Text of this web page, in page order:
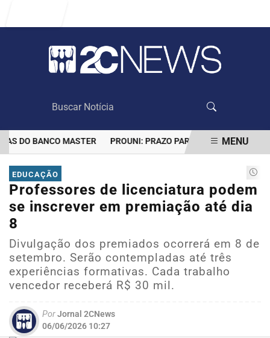
DO BANCO MASTER PROUNI: PRAZO PARA COMPROVAR
EM ALTA
MENU
EDUCAÇÃO
Professores de licenciatura podem
se inscrever em premiação até dia
8
Divulgação dos premiados ocorrerá em 8 de
setembro. Serão contempladas até três
experiências formativas. Cada trabalho
vencedor receberá R$ 30 mil.
PorJornal 2CNews
06/06/2026 10:27